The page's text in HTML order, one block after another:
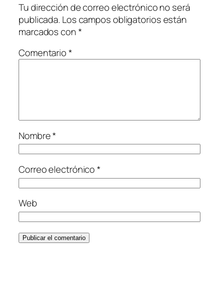
Tu dirección de correo electrónico no será
publicada. Los campos obligatorios están
marcados con*
Comentario*
Nombre*
Correo electrónico*
Web